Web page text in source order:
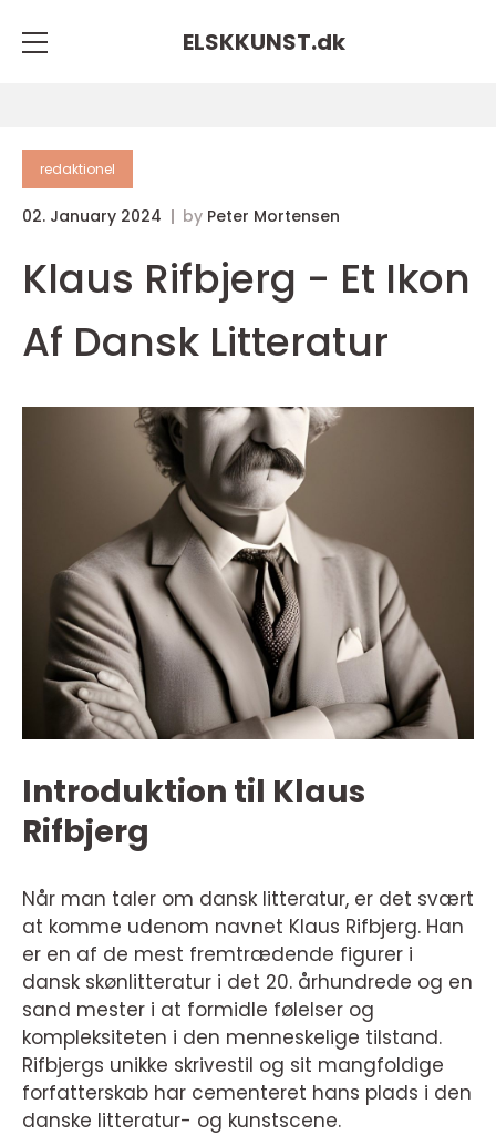
ELSKKUNST.dk
redaktionel
02. January 2024 by Peter Mortensen
Klaus Rifbjerg - Et Ikon
Af Dansk Litteratur
Introduktion til Klaus
Rifbjerg
Når man taler om dansk litteratur, er det svært
at komme udenom navnet Klaus Rifbjerg. Han
er en af de mest fremtrædende figurer i
dansk skønlitteratur i det 20. århundrede og en
sand mester i at formidle følelser og
kompleksiteten i den menneskelige tilstand.
Rifbjergs unikke skrivestil og sit mangfoldige
forfatterskab har cementeret hans plads i den
danske litteratur- og kunstscene.